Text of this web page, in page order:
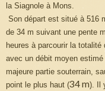
la Siagnole à Mons.
Son départ est situé à 516
de 34 m suivant une pente
heures à parcourir la
avec un débit moyen
majeure partie souterrain,
point le plus haut (34 m). Il